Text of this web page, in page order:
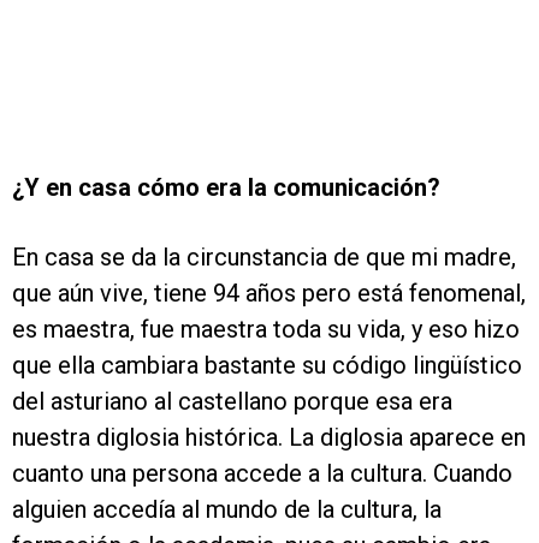
¿Y en casa cómo era la comunicación?
En casa se da la circunstancia de que mi madre,
que aún vive, tiene 94 años pero está fenomenal,
es maestra, fue maestra toda su vida, y eso hizo
que ella cambiara bastante su código lingüístico
del asturiano al castellano porque esa era
nuestra diglosia histórica. La diglosia aparece en
cuanto una persona accede a la cultura. Cuando
alguien accedía al mundo de la cultura, la